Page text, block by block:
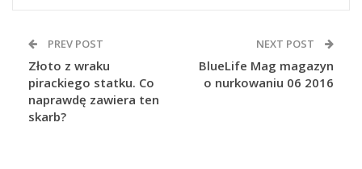
PREV POST
Złoto z wraku
pirackiego statku. Co
naprawdę zawiera ten
skarb?
NEXT POST
BlueLife Mag magazyn
o nurkowaniu 06 2016